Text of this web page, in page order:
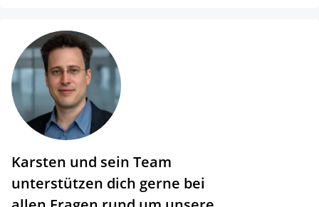
Karsten und sein Team
unterstützen dich gerne bei